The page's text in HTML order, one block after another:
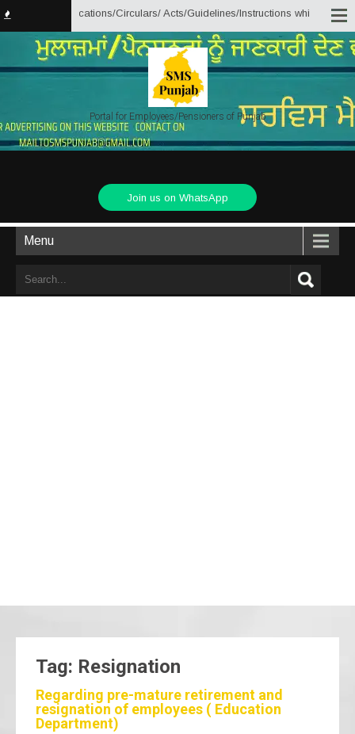
Notifications/Circulars/ Acts/Guidelines/Instructions which are
Portal for Employees/Pensioners of Punjab
Join us on WhatsApp
Menu
Tag: Resignation
Regarding pre-mature retirement and
resignation of employees ( Education
Department)